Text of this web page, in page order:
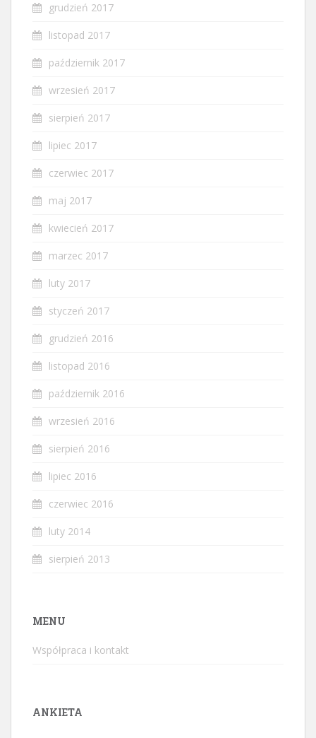
grudzień 2017
listopad 2017
październik 2017
wrzesień 2017
sierpień 2017
lipiec 2017
czerwiec 2017
maj 2017
kwiecień 2017
marzec 2017
luty 2017
styczeń 2017
grudzień 2016
listopad 2016
październik 2016
wrzesień 2016
sierpień 2016
lipiec 2016
czerwiec 2016
luty 2014
sierpień 2013
MENU
Współpraca i kontakt
ANKIETA